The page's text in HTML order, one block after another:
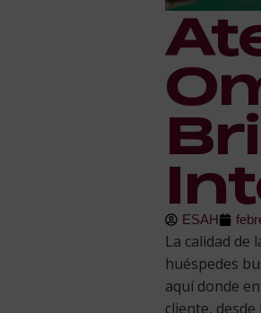
ESAH
La calidad de
huéspedes
aquí donde
cliente,